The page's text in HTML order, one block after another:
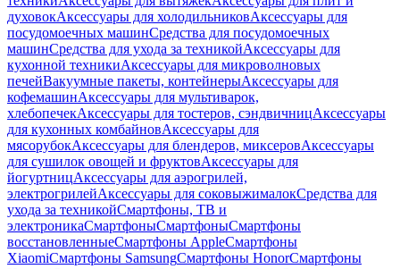
духовокАксессуары для холодильниковАксессуары для
посудомоечных машинСредства для посудомоечных
машинСредства для ухода за техникойАксессуары для
кухонной техникиАксессуары для микроволновых
печейВакуумные пакеты, контейнерыАксессуары для
кофемашинАксессуары для мультиварок,
хлебопечекАксессуары для тостеров, сэндвичницАксессуары
для кухонных комбайновАксессуары для
мясорубокАксессуары для блендеров, миксеровАксессуары
для сушилок овощей и фруктовАксессуары для
йогуртницАксессуары для аэрогрилей,
электрогрилейАксессуары для соковыжималокСредства для
ухода за техникойСмартфоны, ТВ и
электроникаСмартфоныСмартфоныСмартфоны
восстановленныеСмартфоны AppleСмартфоны
XiaomiСмартфоны SamsungСмартфоны HonorСмартфоны